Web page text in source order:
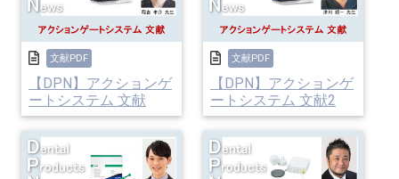
文献PDF
【DPN】アクションゲ
ートシステム 文献
文献PDF
【DPN】アクションゲ
ートシステム 文献2